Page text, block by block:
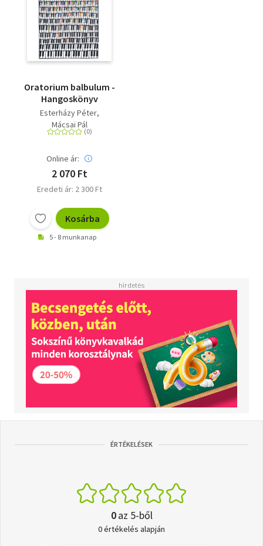
Oratorium balbulum -
Hangoskönyv
Esterházy Péter
Mácsai Pál
Online ár:
2 070 Ft
Eredeti ár: 2 300 Ft
Kosárba
5 - 8 munkanap
ÉRTÉKELÉSEK
0az 5-ből
0 értékelés alapján